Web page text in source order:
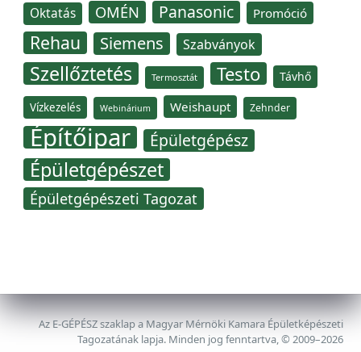
Oktatás OMÉN Panasonic Promóció
Rehau Siemens Szabványok
Szellőztetés Termosztát Testo Távhő
Vízkezelés Webinárium Weishaupt Zehnder
Építőipar Épületgépész
Épületgépészet
Épületgépészeti Tagozat
Az E-GÉPÉSZ szaklap a Magyar Mérnöki Kamara Épületképészeti
Tagozatának lapja. Minden jog fenntartva, © 2009–2026